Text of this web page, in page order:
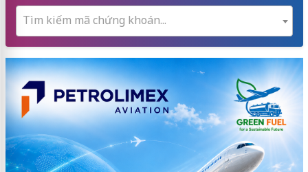
Tìm kiếm mã chứng khoán...